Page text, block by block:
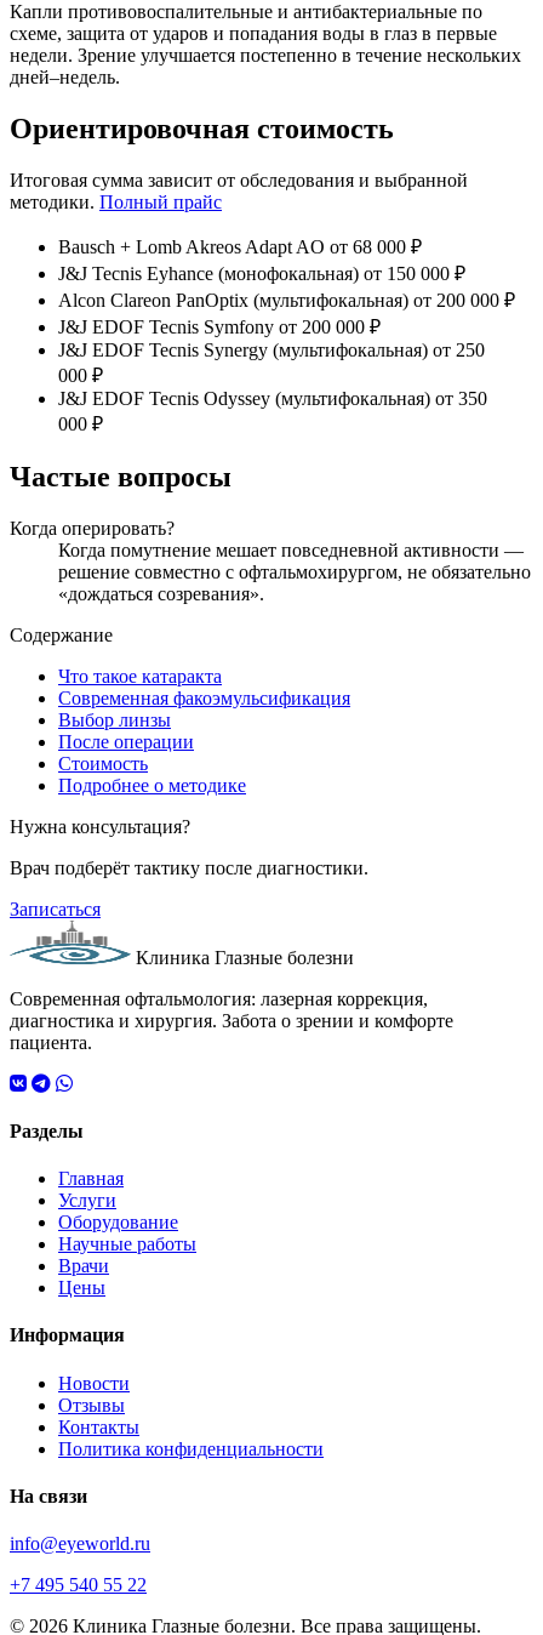
Капли противовоспалительные и антибактериальные по
схеме, защита от ударов и попадания воды в глаз в первые
недели. Зрение улучшается постепенно в течение нескольких
дней–недель.
Ориентировочная стоимость
Итоговая сумма зависит от обследования и выбранной
методики. Полный прайс
Bausch + Lomb Akreos Adapt AO от 68 000 ₽
J&J Tecnis Eyhance (монофокальная) от 150 000 ₽
Alcon Clareon PanOptix (мультифокальная) от 200 000 ₽
J&J EDOF Tecnis Symfony от 200 000 ₽
J&J EDOF Tecnis Synergy (мультифокальная) от 250
000 ₽
J&J EDOF Tecnis Odyssey (мультифокальная) от 350
000 ₽
Частые вопросы
Когда оперировать?
Когда помутнение мешает повседневной активности —
решение совместно с офтальмохирургом, не обязательно
«дождаться созревания».
Содержание
Что такое катаракта
Современная факоэмульсификация
Выбор линзы
После операции
Стоимость
Подробнее о методике
Нужна консультация?
Врач подберёт тактику после диагностики.
Записаться
Клиника Глазные болезни
Современная офтальмология: лазерная коррекция,
диагностика и хирургия. Забота о зрении и комфорте
пациента.
Разделы
Главная
Услуги
Оборудование
Научные работы
Врачи
Цены
Информация
Новости
Отзывы
Контакты
Политика конфиденциальности
На связи
info@eyeworld.ru
+7 495 540 55 22
© 2026 Клиника Глазные болезни. Все права защищены.